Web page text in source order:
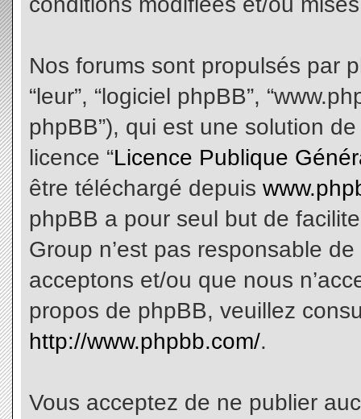
Nos forums sont propulsés par
“leur”, “logiciel phpBB”,
phpBB”), qui est une solution
licence “Licence Publique
être téléchargé depuis
phpBB a pour seul but de
Group n’est pas responsable
acceptons et/ou que nous
propos de phpBB, veuillez
http://www.phpbb.com/.
Vous acceptez de ne publier